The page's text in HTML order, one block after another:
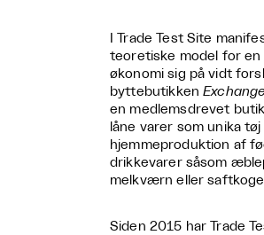
I Trade Test Site
teoretiske model for en
økonomi sig på vidt
byttebutikken
en medlemsdrevet
låne varer som unika
hjemmeproduktion af
drikkevarer såsom
melkværn eller
Siden 2015 har Trade